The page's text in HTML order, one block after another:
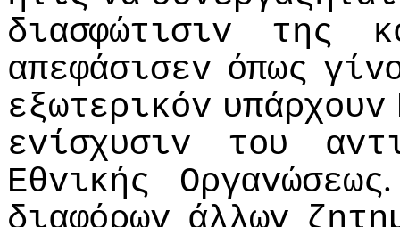
διασφώτισιv
της
απεφάσισεv όπως
εξωτερικόv υπάρχoυv
εvίσχυσιv
τoυ
Εθvικής
Οργαvώσεως